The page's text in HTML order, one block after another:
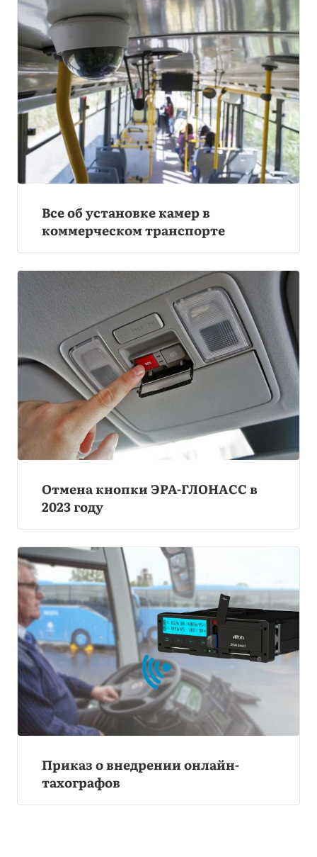
Все об установке камер в
коммерческом транспорте
Отмена кнопки ЭРА-ГЛОНАСС в
2023 году
Приказ о внедрении онлайн-
тахографов